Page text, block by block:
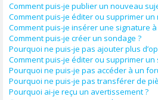
Comment puis-je publier un nouveau
Comment puis-je éditer ou supprimer un
Comment puis-je insérer une signature
Comment puis-je créer un sondage ?
Pourquoi ne puis-je pas ajouter plus
Comment puis-je éditer ou supprimer un
Pourquoi ne puis-je pas accéder à un
Pourquoi ne puis-je pas transférer de
Pourquoi ai-je reçu un avertissement ?